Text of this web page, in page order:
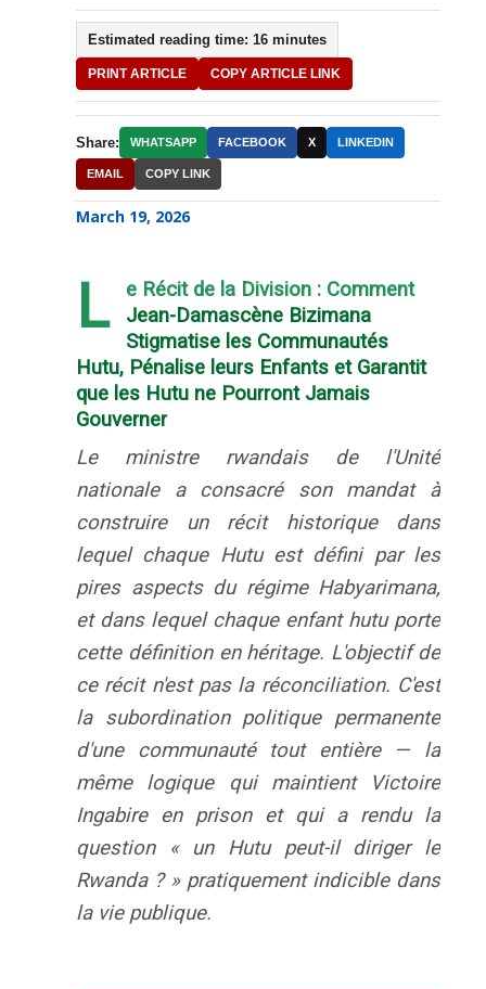
Estimated reading time: 16 minutes
PRINT ARTICLE COPY ARTICLE LINK
Share: WHATSAPP FACEBOOK X LINKEDIN
EMAIL COPY LINK
March 19, 2026
L
e Récit de la Division : Comment
Jean-Damascène Bizimana
Stigmatise les Communautés
Hutu, Pénalise leurs Enfants et Garantit
que les Hutu ne Pourront Jamais
Gouverner
Le ministre rwandais de l'Unité
nationale a consacré son mandat à
construire un récit historique dans
lequel chaque Hutu est défini par les
pires aspects du régime Habyarimana,
et dans lequel chaque enfant hutu porte
cette définition en héritage. L'objectif de
ce récit n'est pas la réconciliation. C'est
la subordination politique permanente
d'une communauté tout entière — la
même logique qui maintient Victoire
Ingabire en prison et qui a rendu la
question « un Hutu peut-il diriger le
Rwanda ? » pratiquement indicible dans
la vie publique.